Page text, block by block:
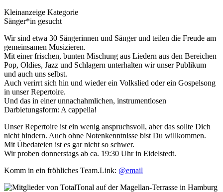
Kleinanzeige Kategorie
Sänger*in gesucht
Wir sind etwa 30 Sängerinnen und Sänger und teilen die Freude am
gemeinsamen Musizieren.
Mit einer frischen, bunten Mischung aus Liedern aus den Bereichen
Pop, Oldies, Jazz und Schlagern unterhalten wir unser Publikum
und auch uns selbst.
Auch verirrt sich hin und wieder ein Volkslied oder ein Gospelsong
in unser Repertoire.
Und das in einer unnachahmlichen, instrumentlosen
Darbietungsform: A cappella!
Unser Repertoire ist ein wenig anspruchsvoll, aber das sollte Dich
nicht hindern. Auch ohne Notenkenntnisse bist Du willkommen.
Mit Übedateien ist es gar nicht so schwer.
Wir proben donnerstags ab ca. 19:30 Uhr in Eidelstedt.
Komm in ein fröhliches Team.Link: @email